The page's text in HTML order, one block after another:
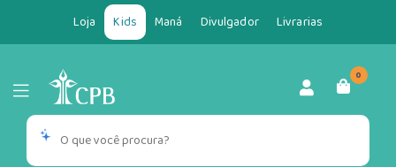
Loja Kids Maná Divulgador Livrarias
0